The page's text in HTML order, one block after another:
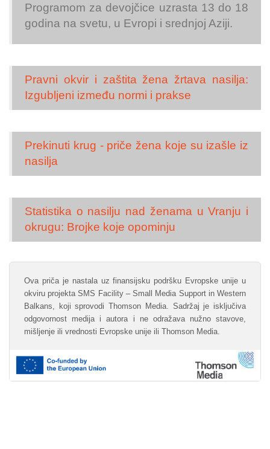
Programom za devojčice uzrasta 13 do 18
godina na svetu, u Evropi i srednjoj Aziji.
Pravni okvir i zaštita žena žrtava nasilja:
Izgubljeni između normi i prakse
Prekinuti krug - priče žena koje su izašle iz
nasilja
Statistika o nasilju nad ženama u Vranju i
okrugu: Brojke koje opominju
Ova priča je nastala uz finansijsku podršku Evropske unije u
okviru projekta SMS Facility – Small Media Support in Western
Balkans, koji sprovodi Thomson Media. Sadržaj je isključiva
odgovornost medija i autora i ne odražava nužno stavove,
mišljenje ili vrednosti Evropske unije ili Thomson Media.